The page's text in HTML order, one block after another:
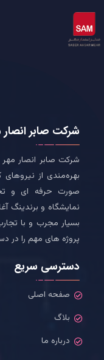
شرکت صابر انصار
بهره‌مندی از
صورت حرفه ای و
نمایشگاه و برندینگ
بسیار مجرب و با
پروژه های مهم را در
دسترسی سریع
صفحه اصلی
بلاگ
درباره ما